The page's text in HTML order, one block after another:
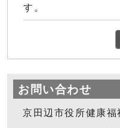
す。
お問い合わせ
京田辺市役所健康福